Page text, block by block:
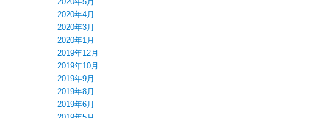
2020年4月
2020年3月
2020年1月
2019年12月
2019年10月
2019年9月
2019年8月
2019年6月